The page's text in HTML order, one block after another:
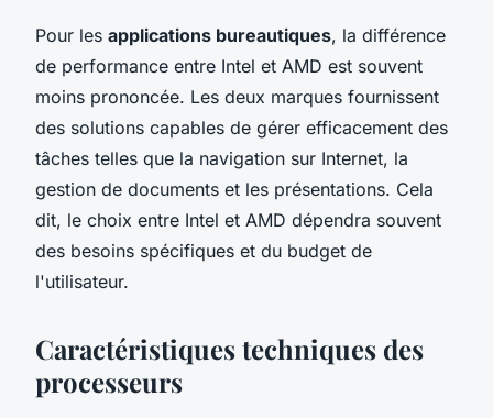
Pour les applications bureautiques, la différence
de performance entre Intel et AMD est souvent
moins prononcée. Les deux marques fournissent
des solutions capables de gérer efficacement des
tâches telles que la navigation sur Internet, la
gestion de documents et les présentations. Cela
dit, le choix entre Intel et AMD dépendra souvent
des besoins spécifiques et du budget de
l'utilisateur.
Caractéristiques techniques des
processeurs